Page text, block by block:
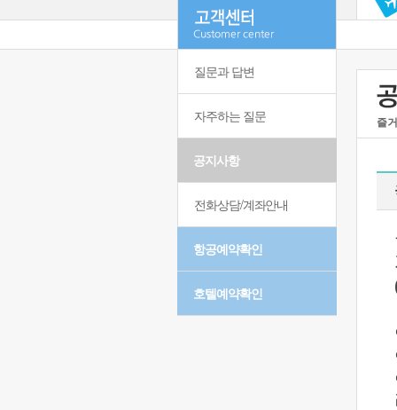
질문과 답변
자주하는 질문
공지사항
전화상담/계좌안내
항공예약확인
호텔예약확인
즐